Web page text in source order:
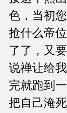
色，当初
抢什么帝
了了，又
说禅让给
完就跑到
把自己淹